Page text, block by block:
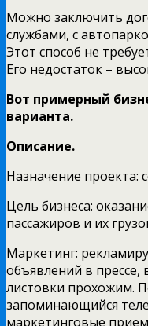
Можно заключить
службами, с
Этот способ не
Его недостаток –
Вот примерный
варианта.
Описание.
Назначение проекта:
Цель бизнеса:
пассажиров и их
Маркетинг:
объявлений в
листовки прохожим.
запоминающийся
маркетинговые